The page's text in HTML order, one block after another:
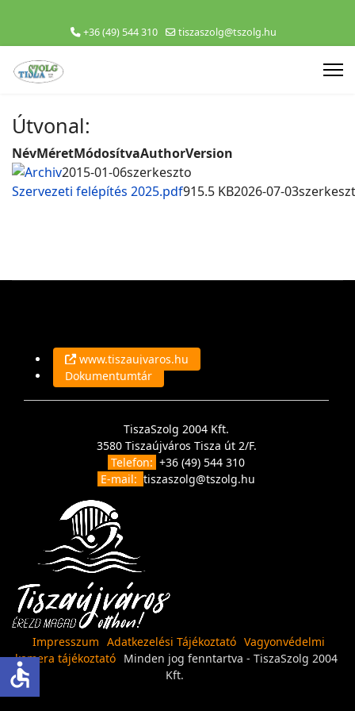
+36 (49) 544 310 tiszaszolg@tszolg.hu
Útvonal:
NévMéretMódosítvaAuthorVersion
Archiv2015-01-06szerkeszto
Szervezeti felépítés 2025.pdf915.5 KB2026-07-03
www.tiszaujvaros.hu
Dokumentumtár
TiszaSzolg 2004 Kft.
3580 Tiszaújváros Tisza út 2/F.
Telefon: +36 (49) 544 310
E-mail: tiszaszolg@tszolg.hu
Impresszum Adatkezelési Tájékoztató Vagyonvédelmi
kamera tájékoztató Minden jog fenntartva - TiszaSzolg 2004
Kft.
accessible